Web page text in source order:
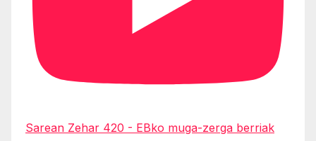
Sarean Zehar 420 - EBko muga-zerga berriak